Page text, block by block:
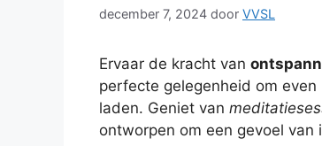
december 7, 2024 door VVSL
Ervaar de kracht van
perfecte gelegenheid om
laden. Geniet van
ontworpen om een gevoel